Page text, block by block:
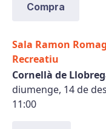
Compra
Sala Ramon
Recreatiu
Cornellà de
diumenge, 14 de
11:00